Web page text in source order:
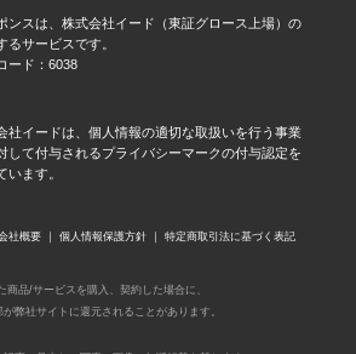
ンスは、株式会社イード（東証グロース上場）の
るサービスです。
ード：6038
社イードは、個人情報の適切な取扱いを行う事業
して付与されるプライバシーマークの付与認定を
います。
社概要 個人情報保護方針 特定商取引法に基づく表記
商品/サービスを購入、契約した場合に、
弊社サイトに還元されることがあります。